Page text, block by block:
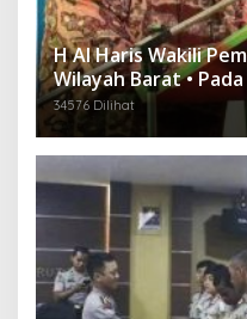
H Al Haris Wakili
Wilayah Barat •
Gubernuran
34576 Dilihat